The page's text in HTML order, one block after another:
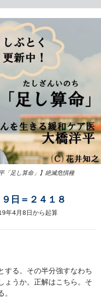
「足し算命」】絶滅危惧種
日＝２４１８
年4月8日から起算
る。その半分強すなわち
ょうか。正解はこちら。そ